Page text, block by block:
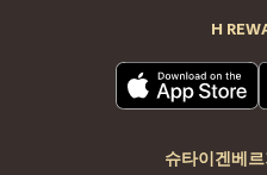
H
슈타이겐베